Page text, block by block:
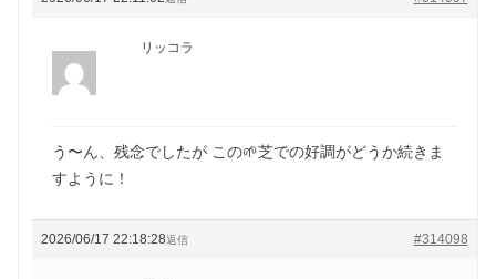
リッコラ
う〜ん、残念でしたが この🌱芝での好調がどうか続きま
すように！
2026/06/17 22:18:28 #314098
返信